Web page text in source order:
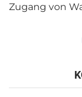
Zugang von